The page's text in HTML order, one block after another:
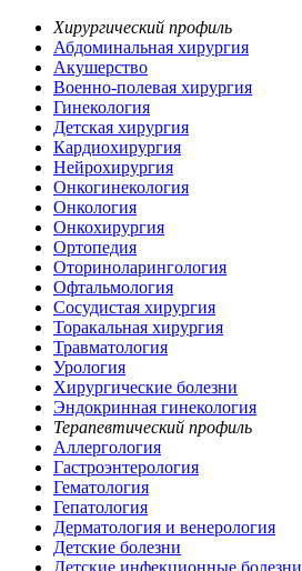
Хирургический профиль
Абдоминальная хирургия
Акушерство
Военно-полевая хирургия
Гинекология
Детская хирургия
Кардиохирургия
Нейрохирургия
Онкогинекология
Онкология
Онкохирургия
Ортопедия
Оториноларингология
Офтальмология
Сосудистая хирургия
Торакальная хирургия
Травматология
Урология
Хирургические болезни
Эндокринная гинекология
Терапевтический профиль
Аллергология
Гастроэнтерология
Гематология
Гепатология
Дерматология и венерология
Детские болезни
Детские инфекционные болезни